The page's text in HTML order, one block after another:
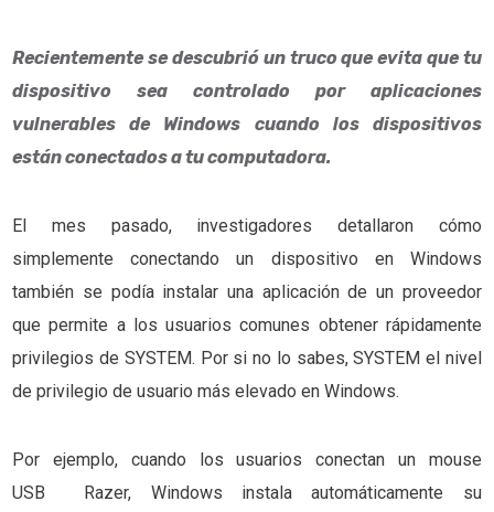
Recientemente se descubrió un truco que evita que tu
dispositivo sea controlado por aplicaciones
vulnerables de Windows cuando los dispositivos
están conectados a tu computadora.
El mes pasado, investigadores detallaron cómo
simplemente conectando un dispositivo en Windows
también se podía instalar una aplicación de un proveedor
que permite a los usuarios comunes obtener rápidamente
privilegios de SYSTEM. Por si no lo sabes, SYSTEM el nivel
de privilegio de usuario más elevado en Windows.
Por ejemplo, cuando los usuarios conectan un mouse
USB Razer, Windows instala automáticamente su